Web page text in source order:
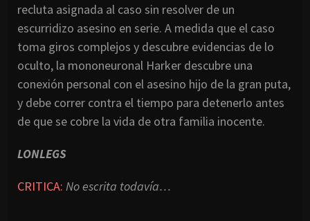
recluta asignada al caso sin resolver de un
escurridizo asesino en serie. A medida que el caso
toma giros complejos y descubre evidencias de lo
oculto, la mononeuronal Harker descubre una
conexión personal con el asesino hijo de la gran puta,
y debe correr contra el tiempo para detenerlo antes
de que se cobre la vida de otra familia inocente.
LONLEGS
CRITICA: No escrita todavía…